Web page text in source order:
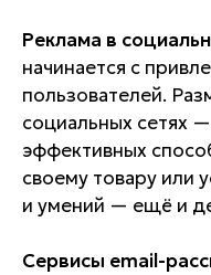
Реклама в
начинается с
пользователей.
социальных сетях
эффективных
своему товару или
и умений — ещё и
Сервисы email-